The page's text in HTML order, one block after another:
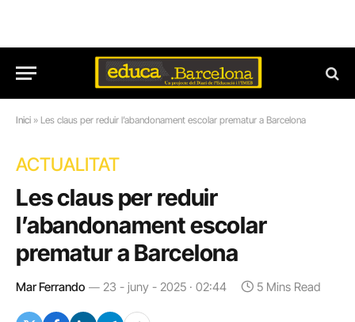
Inici » Les claus per reduir l’abandonament escolar prematur a Barcelona
ACTUALITAT
Les claus per reduir
l’abandonament escolar
prematur a Barcelona
Mar Ferrando 23 - juny - 2025 · 02:44 5 Mins Read